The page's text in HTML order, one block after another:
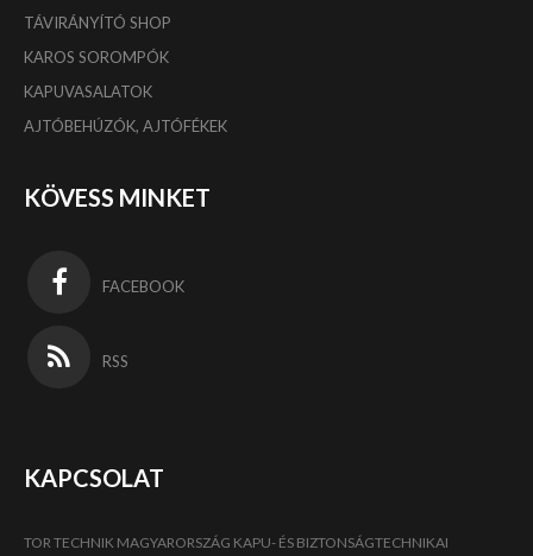
TÁVIRÁNYÍTÓ SHOP
KAROS SOROMPÓK
KAPUVASALATOK
AJTÓBEHÚZÓK, AJTÓFÉKEK
KÖVESS MINKET
FACEBOOK
RSS
KAPCSOLAT
TOR TECHNIK MAGYARORSZÁG KAPU- ÉS BIZTONSÁGTECHNIKAI